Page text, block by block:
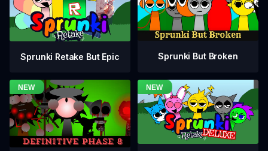
Sprunki Retake But Epic Sprunki But Broken